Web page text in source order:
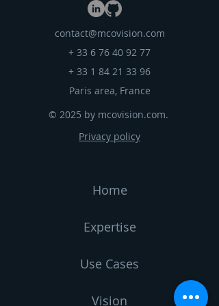
contact@mcovision.com
+ 33 6 76 40 92 77
+ 33 1 84 21 33 96
Paris area, France
© 2025 by mcovision.com.
Privacy policy
Home
Expertise
Use Cases
Vision